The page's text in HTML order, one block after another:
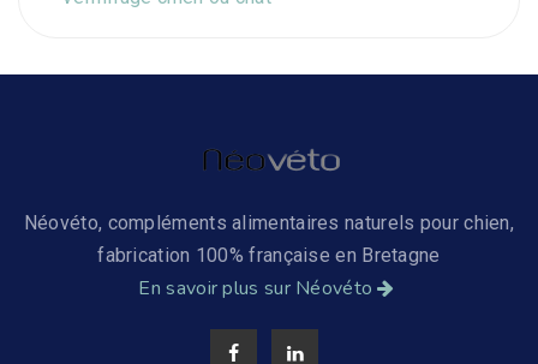
Néovéto, compléments alimentaires naturels pour chien,
fabrication 100% française en Bretagne
En savoir plus sur Néovéto